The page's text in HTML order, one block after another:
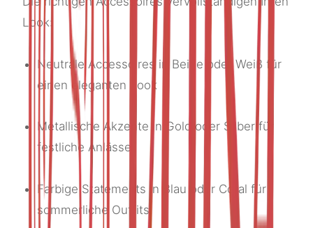
Look:
Neutrale Accessoires in Beige oder Weiß für
einen eleganten Look
Metallische Akzente in Gold oder Silber für
festliche Anlässe
Farbige Statements in Blau oder Coral für
sommerliche Outfits